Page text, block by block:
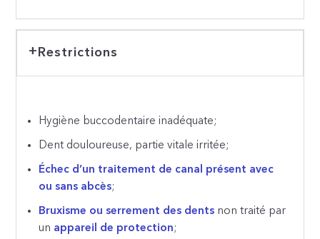
Restrictions
Hygiène buccodentaire inadéquate;
Dent douloureuse, partie vitale irritée;
Échec d’un traitement de canal présent avec
ou sans abcès;
Bruxisme ou serrement des dents non traité par
un appareil de protection;